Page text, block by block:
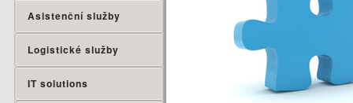
Asistenční služby
Logistické služby
IT solutions